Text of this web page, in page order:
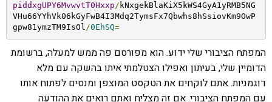
piddxgUPY6MvwvtT0Hxxp/ kNxgekBlaKiX5kWS4GyA1yRMB5NG
VHu66YYhVk06kGyFwB4I3Mdq2TymsFx7Qbwhs8hSsiovKm9OwP
gpw81ymzTM9IsOl/0EhSQ=
המפתח הציבורי שלי ידוע. הוא מפורסם פה ממש למעלה, ברשומת
הדומיין שלי, בעיתון ואפילו הצטלמתי איתו בהשקה עם מלא
דוגמניות. אתם לוקחים את הטקסט המוצפן ומנסים לפתוח אותו
עם המפתח הציבורי. אם זה מצליח ואתם רואים את ההודעה